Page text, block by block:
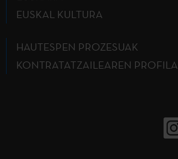
EUSKAL KULTURA
HAUTESPEN PROZESUAK
KONTRATATZAILEAREN PROFILA